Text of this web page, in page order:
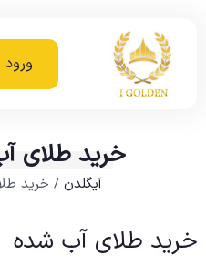
ورود
خرید طلای
آیگلدن / خرید
خرید طلای آب شده